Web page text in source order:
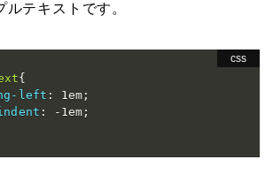
テキストです。
{
left : 1em ;
: -1em ;